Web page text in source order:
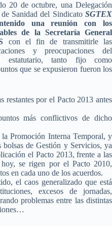
20 de octubre, una Delegación
Sanidad del Sindicato SGTEX
una reunión con los
de la Secretaría General
con el fin de transmitirle las
y preocupaciones del
estatutario, tanto fijo como
que se expusieron fueron los
restantes por el Pacto 2013 antes
más conflictivos de dicho
Promoción Interna Temporal, y
de Gestión y Servicios, ya
el Pacto 2013, frente a las
se rigen por el Pacto 2010,
en cada uno de los acuerdos.
el caos generalizado que está
excesos de jornadas,
problemas entre las distintas